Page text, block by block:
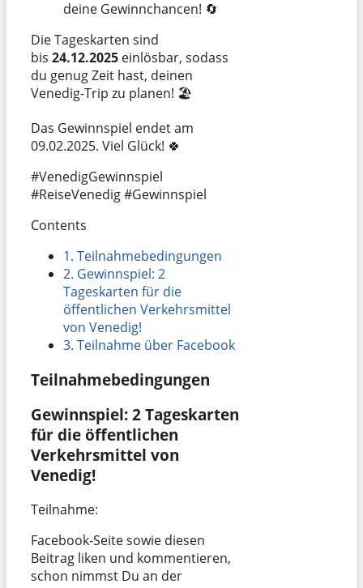
deine Gewinnchancen! 🔄
Die Tageskarten sind
bis 24.12.2025 einlösbar, sodass
du genug Zeit hast, deinen
Venedig-Trip zu planen! 🏖️
Das Gewinnspiel endet am
09.02.2025. Viel Glück! 🍀
#VenedigGewinnspiel
#ReiseVenedig #Gewinnspiel
Contents
1. Teilnahmebedingungen
2. Gewinnspiel: 2
Tageskarten für die
öffentlichen Verkehrsmittel
von Venedig!
3. Teilnahme über Facebook
Teilnahmebedingungen
Gewinnspiel: 2 Tageskarten
für die öffentlichen
Verkehrsmittel von
Venedig!
Teilnahme:
Facebook-Seite sowie diesen
Beitrag liken und kommentieren,
schon nimmst Du an der